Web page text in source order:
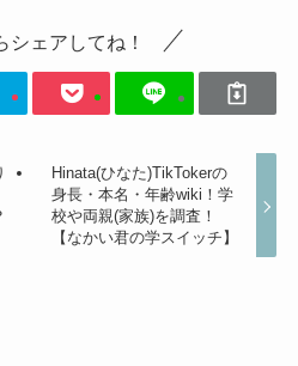
シェアしてね！
Hinata(ひなた)TikTokerの
身長・本名・年齢wiki！学
校や両親(家族)を調査！
【なかい君の学スイッチ】